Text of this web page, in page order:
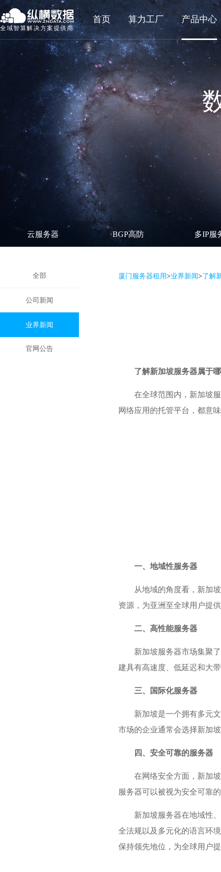
全域智算解决方案提供商
首页 算力工厂 产品中心
云服务器 BGP高防 多IP服
全部
公司新闻
业界新闻
官网公告
厦门服务器租用>业界新闻>了解
了解新加坡服务器属于
在全球范围内，新加坡
网络应用的托管平台，都意
一、地域性服务器
从地域的角度看，新加
资源，为亚洲至全球用户提
二、高性能服务器
新加坡服务器市场集聚
建具有高速度、低延迟和大
三、国际化服务器
新加坡是一个拥有多元
市场的企业通常会选择新加
四、安全可靠的服务器
在网络安全方面，新加
服务器可以被视为安全可靠
新加坡服务器在地域性
全法规以及多元化的语言环
保持领先地位，为全球用户